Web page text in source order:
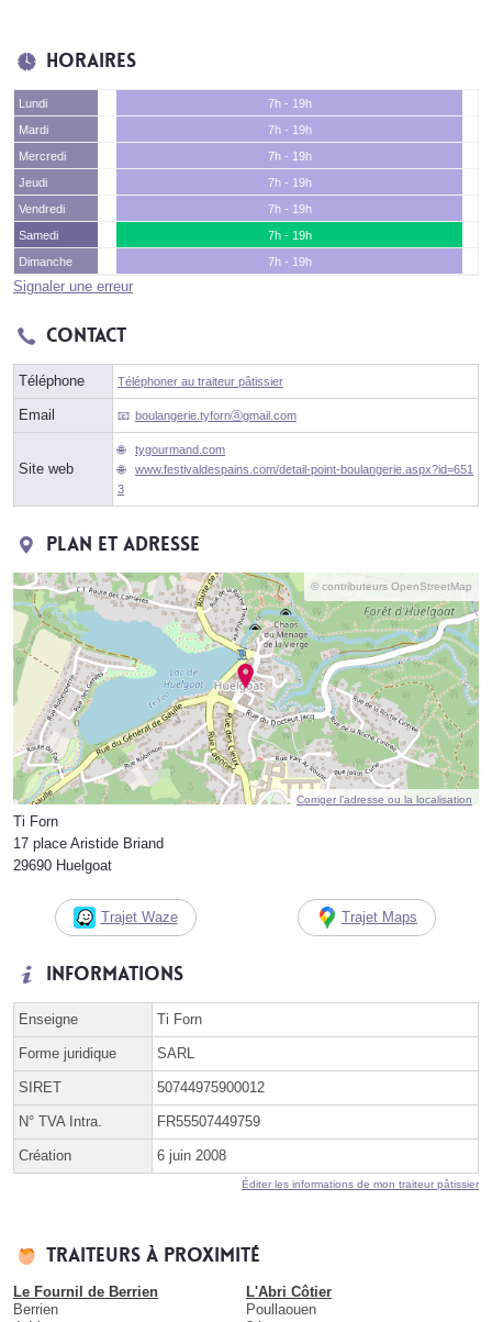
Horaires
Lundi
7h - 19h
Mardi
7h - 19h
Mercredi
7h - 19h
Jeudi
7h - 19h
Vendredi
7h - 19h
Samedi
7h - 19h
Dimanche
7h - 19h
Signaler une erreur
Contact
Téléphone Téléphoner au traiteur pâtissier
Email boulangerie.tyfornⓐgmail.com
Site web
tygourmand.com
www.festivaldespains.com/detail-point-boulangerie.aspx?id=651
3
Plan et adresse
© contributeurs OpenStreetMap
Corriger l’adresse ou la localisation
Ti Forn
17 place Aristide Briand
29690 Huelgoat
Trajet Waze Trajet Maps
Informations
Enseigne Ti Forn
Forme juridique SARL
SIRET 50744975900012
N° TVA Intra. FR55507449759
Création 6 juin 2008
Éditer les informations de mon traiteur pâtissier
Traiteurs à proximité
Le Fournil de Berrien
Berrien
L'Abri Côtier
Poullaouen